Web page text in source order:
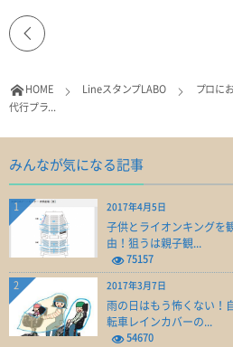
HOME LineスタンプLABO
プロに
代行プラ...
みんなが気になる記事
2017年4月5日
子供とライオンキングを
由！狙うは親子観...
75157
1
2017年3月7日
雨の日はもう怖くない！
転車レインカバーの...
54670
2